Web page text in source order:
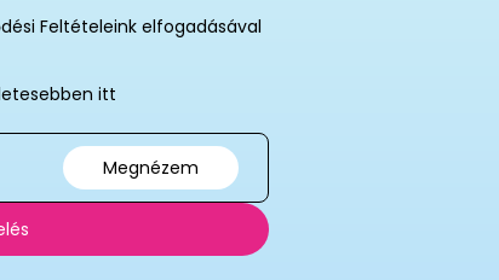
Feltételeink elfogadásával
itt
Megnézem